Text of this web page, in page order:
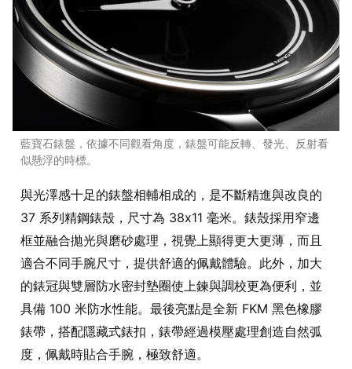
藍寶石錶盤，依據不同觀看角度，錶盤可能反轉、發光、反射看
似懸浮的時標。
與光澤感十足的錶盤相輔相成的，是不斷精進與改良的
37 系列精鋼錶殼，尺寸為 38x11 毫米。錶殼採用窄邊
框並融合拋光與磨砂處理，視覺上顯得更大更薄，而且
適合不同手腕尺寸，提供舒適的佩戴體驗。此外，加大
的錶冠與雙層防水密封墊圈使上鍊與調校更為便利，並
具備 100 米防水性能。最後亮點是全新 FKM 黑色橡膠
錶帶，搭配隱藏式錶扣，錶帶經過模壓處理創造自然弧
度，佩戴時貼合手腕，極致舒適。